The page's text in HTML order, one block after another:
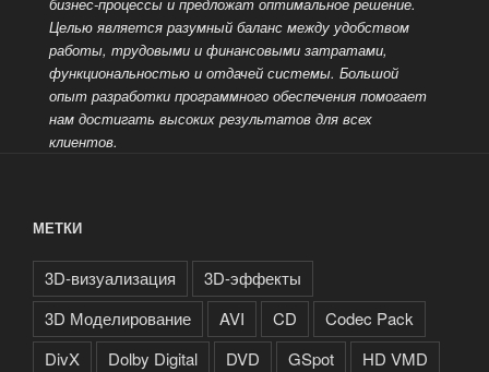
Целью является разумный баланс между удобством
работы, трудовыми и финансовыми затратами,
функциональностью и отдачей системы. Большой
опыт разработки программного обеспечения помогает
нам достигать высоких результатов для всех
клиентов.
МЕТКИ
3D-визуализация
3D-эффекты
3D Моделирование
AVI CD
Codec Pack
DivX
Dolby Digital DVD GSpot
HD VMD